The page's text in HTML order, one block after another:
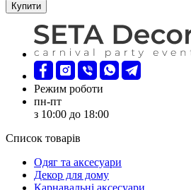
Купити
Режим роботи
пн-пт
з 10:00 до 18:00
Список товарів
Oдяг та аксесуари
Декор для дому